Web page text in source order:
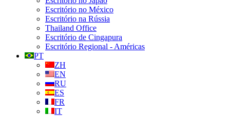
Escritório no México
Escritório na Rússia
Thailand Office
Escritório de Cingapura
Escritório Regional - Américas
PT
ZH
EN
RU
ES
FR
IT